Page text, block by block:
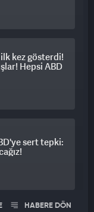
kez gösterdi!
Hepsi ABD
sert tepki:
HABERE DÖN